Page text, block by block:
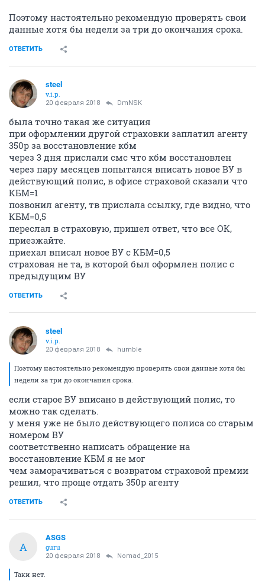
Поэтому настоятельно рекомендую проверять свои
данные хотя бы недели за три до окончания срока.
ОТВЕТИТЬ
steel
v.i.p.
20 февраля 2018 DmNSK
была точно такая же ситуация
при оформлении другой страховки заплатил агенту
350р за восстановление кбм
через 3 дня прислали смс что кбм восстановлен
через пару месяцев попытался вписать новое ВУ в
действующий полис, в офисе страховой сказали что
КБМ=1
позвонил агенту, тв прислала ссылку, где видно, что
КБМ=0,5
переслал в страховую, пришел ответ, что все ОК,
приезжайте.
приехал вписал новое ВУ с КБМ=0,5
страховая не та, в которой был оформлен полис с
предыдущим ВУ
ОТВЕТИТЬ
steel
v.i.p.
20 февраля 2018 humble
Поэтому настоятельно рекомендую проверять свои данные хотя бы
недели за три до окончания срока.
если старое ВУ вписано в действующий полис, то
можно так сделать.
у меня уже не было действующего полиса со старым
номером ВУ
соответственно написать обращение на
восстановление КБМ я не мог
чем заморачиваться с возвратом страховой премии
решил, что проще отдать 350р агенту
ОТВЕТИТЬ
A
ASGS
guru
20 февраля 2018 Nomad_2015
Таки нет.